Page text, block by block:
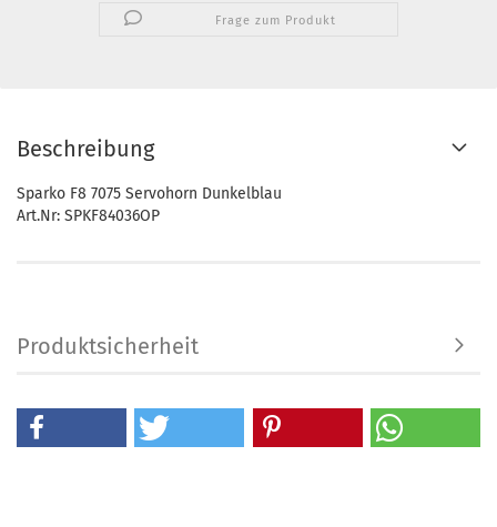
Frage zum Produkt
Beschreibung
Sparko F8 7075 Servohorn Dunkelblau
Art.Nr: SPKF84036OP
Produktsicherheit